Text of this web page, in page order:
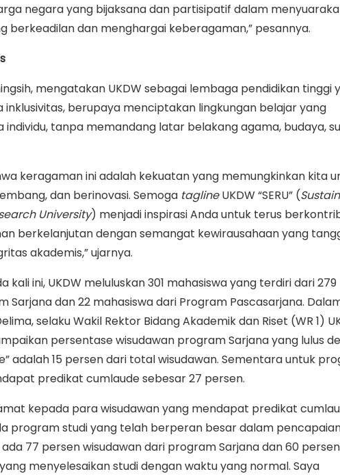
negara yang bijaksana dan partisipatif dalam
berkeadilan dan menghargai keberagaman,” pesannya.
mengatakan UKDW sebagai lembaga pendidikan tinggi
berupaya menciptakan lingkungan belajar yang
tanpa memandang latar belakang agama, budaya,
keragaman ini adalah kekuatan yang memungkinkan kita
dan berinovasi. Semoga taglineUKDW “SERU” (
University) menjadi inspirasi Anda untuk terus
berkelanjutan dengan semangat kewirausahaan yang
akademis,” ujarnya.
kali ini, UKDW meluluskan 301 mahasiswa yang terdiri dari 279
Sarjana dan 22 mahasiswa dari Program Pascasarjana.
selaku Wakil Rektor Bidang Akademik dan Riset (WR 1)
persentase wisudawan program Sarjana yang lulus
adalah 15 persen dari total wisudawan. Sementara untuk
predikat cumlaude sebesar 27 persen.
kepada para wisudawan yang mendapat predikat
program studi yang telah berperan besar dalam
77 persen wisudawan dari program Sarjana dan 60
menyelesaikan studi dengan waktu yang normal. Saya